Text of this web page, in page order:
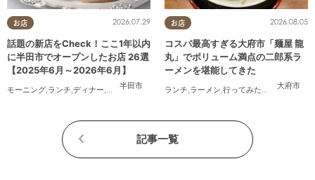
お店
半田市
2026.07.29
話題の新店をCheck！ここ1年以内
に半田市でオープンしたお店 26選
【2025年6月～2026年6月】
モーニング ランチ ディナー アルコール ラーメン,パン, カフェ スイーツ,テイクアウト
お店
大府市
2026.08.05
コスパ最高すぎる大府市「麺屋 龍
丸」でボリューム満点の二郎系ラ
ーメンを堪能してきた
ランチ ラーメン 行ってみたレポ ,おひとり
記事一覧